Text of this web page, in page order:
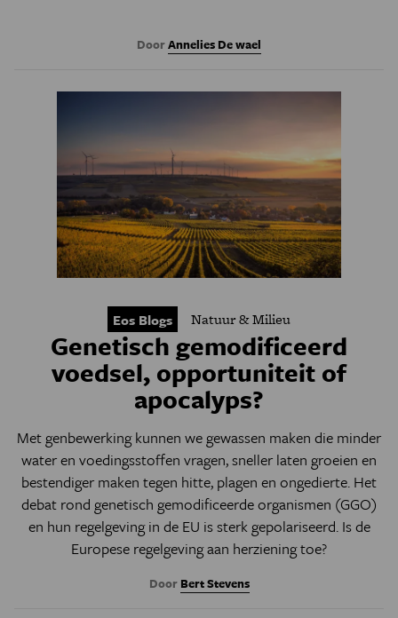
DoorAnnelies De wael
Eos Blogs Natuur & Milieu
Genetisch gemodificeerd
voedsel, opportuniteit of
apocalyps?
Met genbewerking kunnen we gewassen maken die minder
water en voedingsstoffen vragen, sneller laten groeien en
bestendiger maken tegen hitte, plagen en ongedierte. Het
debat rond genetisch gemodificeerde organismen (GGO)
en hun regelgeving in de EU is sterk gepolariseerd. Is de
Europese regelgeving aan herziening toe?
Door Bert Stevens